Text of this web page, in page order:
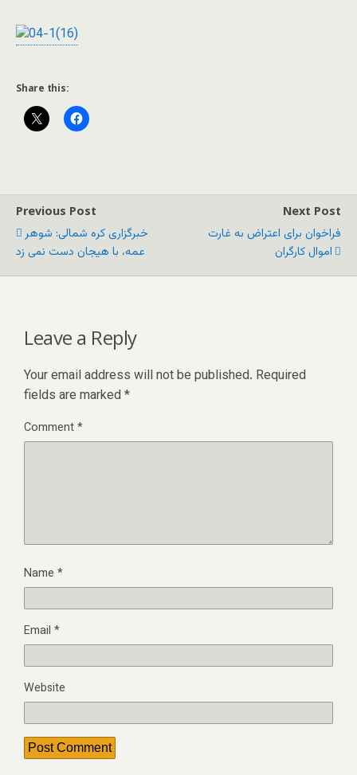
Share this:
Previous Post
خبرگزاری کره شمالی: شوهر
عمه، با هیجان دست نمی زد
Next Post
فراخوان برای اعتراض به غارت
اموال کارگران
Leave a Reply
Your email address will not be published. Required
fields are marked *
Comment*
Name *
Email *
Website